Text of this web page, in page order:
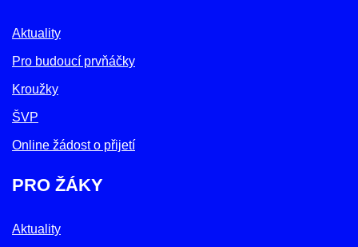
Aktuality
Pro budoucí prvňáčky
Kroužky
ŠVP
Online žádost o přijetí
PRO ŽÁKY
Aktuality